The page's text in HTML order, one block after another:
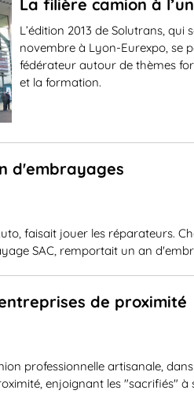
La filière camion à
L’édition 2013 de Solutrans, qui
novembre à Lyon-Eurexpo, se
fédérateur autour de thèmes
et la formation.
d'embrayages
faisait jouer les réparateurs.
SAC, remportait un an
de proximité
professionnelle artisanale,
enjoignant les "sacrifiés" à